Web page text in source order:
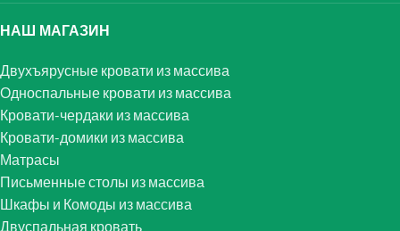
НАШ МАГАЗИН
Двухъярусные кровати из массива
Односпальные кровати из массива
Кровати-чердаки из массива
Кровати-домики из массива
Матрасы
Письменные столы из массива
Шкафы и Комоды из массива
Двуспальная кровать